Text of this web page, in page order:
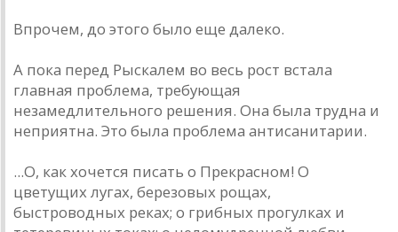
Впрочем, до этого было еще далеко.
А пока перед Рыскалем во весь рост встала
главная проблема, требующая
незамедлительного решения. Она была трудна и
неприятна. Это была проблема антисанитарии.
...О, как хочется писать о Прекрасном! О
цветущих лугах, березовых рощах,
быстроводных реках; о грибных прогулках и